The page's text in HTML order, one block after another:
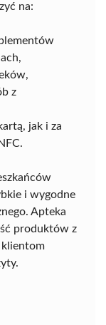
na:
z
jak i za
i wygodne
Apteka
produktów z
klientom